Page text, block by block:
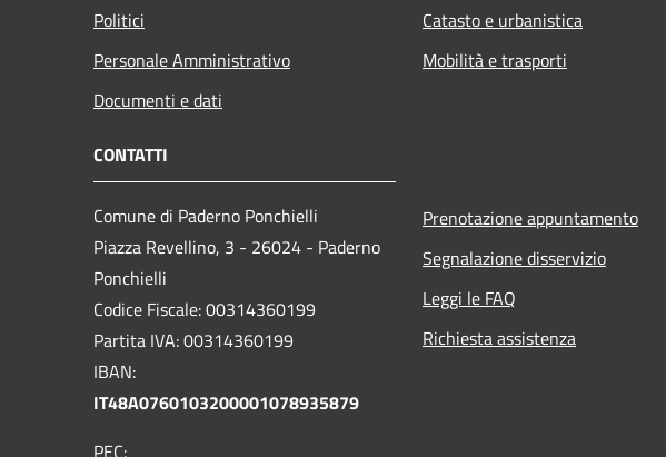
Politici
Personale Amministrativo
Documenti e dati
Catasto e urbanistica
Mobilità e trasporti
CONTATTI
Comune di Paderno Ponchielli
Piazza Revellino, 3 - 26024 - Paderno
Ponchielli
Codice Fiscale: 00314360199
Partita IVA: 00314360199
IBAN:
IT48A0760103200001078935879
PEC:
Prenotazione appuntamento
Segnalazione disservizio
Leggi le FAQ
Richiesta assistenza